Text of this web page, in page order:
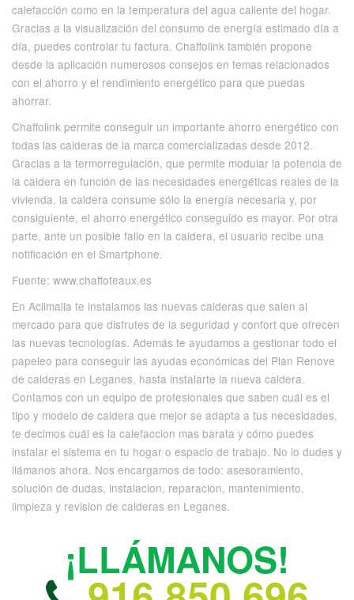
calefacción como en la temperatura del agua caliente del hogar.
Gracias a la visualización del consumo de energía estimado día a
día, puedes controlar tu factura. Chaffolink también propone
desde la aplicación numerosos consejos en temas relacionados
con el ahorro y el rendimiento energético para que puedas
ahorrar.
Chaffolink permite conseguir un importante ahorro energético con
todas las calderas de la marca comercializadas desde 2012.
Gracias a la termorregulación, que permite modular la potencia de
la caldera en función de las necesidades energéticas reales de la
vivienda, la caldera consume sólo la energía necesaria y, por
consiguiente, el ahorro energético conseguido es mayor. Por otra
parte, ante un posible fallo en la caldera, el usuario recibe una
notificación en el Smartphone.
Fuente: www.chaffoteaux.es
En Aclimalia te instalamos las nuevas calderas que salen al
mercado para que disfrutes de la seguridad y confort que ofrecen
las nuevas tecnologías. Además te ayudamos a gestionar todo el
papeleo para conseguir las ayudas económicas del Plan Renove
de calderas en Leganes, hasta instalarte la nueva caldera.
Contamos con un equipo de profesionales que saben cuál es el
tipo y modelo de caldera que mejor se adapta a tus necesidades,
te decimos cuál es la calefaccion mas barata y cómo puedes
instalar el sistema en tu hogar o espacio de trabajo. No lo dudes y
llámanos ahora. Nos encargamos de todo: asesoramiento,
solución de dudas, instalacion, reparacion, mantenimiento,
limpieza y revision de calderas en Leganes.
¡LLÁMANOS!